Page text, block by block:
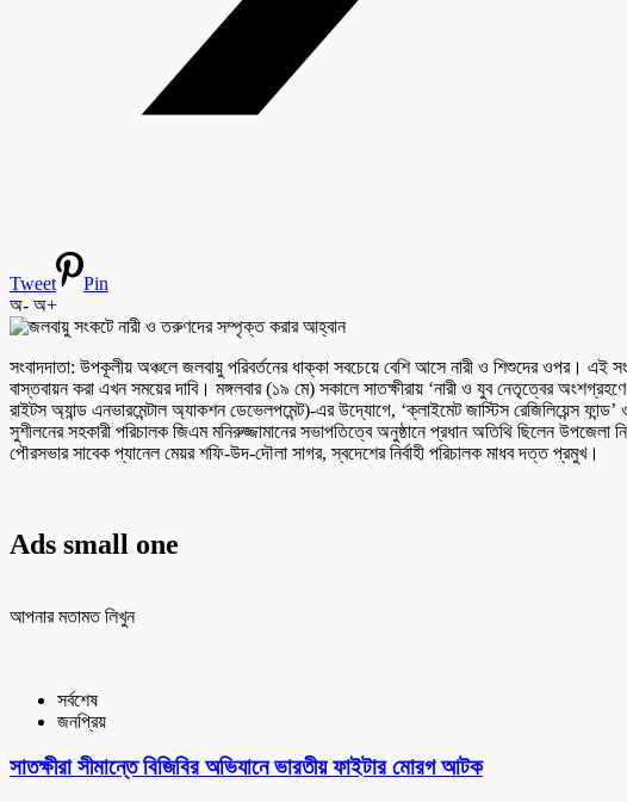
Tweet
Pin
অ- অ+
সংবাদদাতা: উপকূলীয় অঞ্চলে জলবায়ু পরিবর্তনের ধাক্কা সবচেয়ে বেশি আসে নারী ও শিশুদের ওপর। এই
বাস্তবায়ন করা এখন সময়ের দাবি। মঙ্গলবার (১৯ মে) সকালে সাতক্ষীরায় ‘নারী ও যুব নেতৃত্বের
রাইটস অ্যান্ড এনভারমেন্টাল অ্যাকশন ডেভেলপমেন্ট)-এর উদ্যোগে, ‘ক্লাইমেট জাস্টিস রেজিলিয়েন্স
সুশীলনের সহকারী পরিচালক জিএম মনিরুজ্জামানের সভাপতিত্বে অনুষ্ঠানে প্রধান অতিথি ছিলেন
পৌরসভার সাবেক প্যানেল মেয়র শফি-উদ-দৌলা সাগর, স্বদেশের নির্বাহী পরিচালক মাধব দত্ত প্রমুখ।
Ads small one
আপনার মতামত লিখুন
সর্বশেষ
জনপ্রিয়
সাতক্ষীরা সীমান্তে বিজিবির অভিযানে ভারতীয় ফাইটার মোরগ আটক